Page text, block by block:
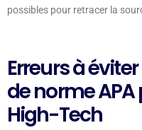
possibles pour retracer la
Erreurs à
de norme
High-Tech